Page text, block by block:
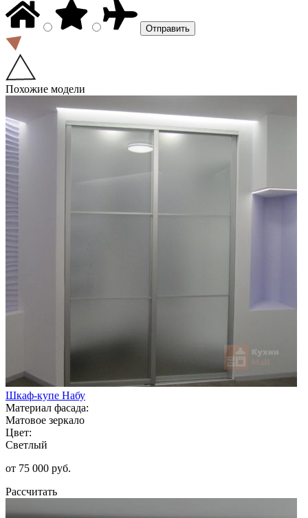
Похожие модели
Шкаф-купе Набу
Материал фасада:
Матовое зеркало
Цвет:
Светлый
от 75 000 руб.
Рассчитать